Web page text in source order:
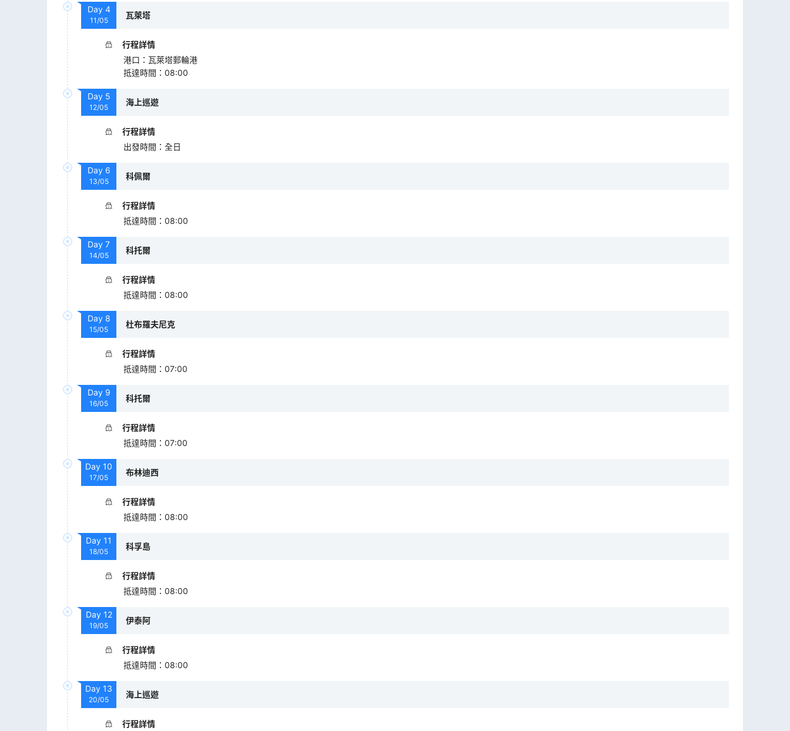
Day 4
11/05
瓦萊塔
行程詳情
港口 ： 瓦萊塔郵輪港
抵達時間 ： 08:00
Day 5
12/05
海上巡遊
行程詳情
出發時間 ： 全日
Day 6
13/05
科佩爾
行程詳情
抵達時間 ： 08:00
Day 7
14/05
科托爾
行程詳情
抵達時間 ： 08:00
Day 8
15/05
杜布羅夫尼克
行程詳情
抵達時間 ： 07:00
Day 9
16/05
科托爾
行程詳情
抵達時間 ： 07:00
Day 10
17/05
布林迪西
行程詳情
抵達時間 ： 08:00
Day 11
18/05
科孚島
行程詳情
抵達時間 ： 08:00
Day 12
19/05
伊泰阿
行程詳情
抵達時間 ： 08:00
Day 13
20/05
海上巡遊
行程詳情